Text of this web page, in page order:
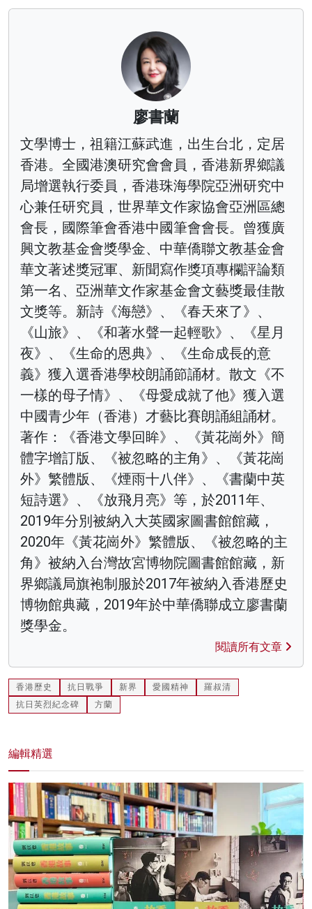
廖書蘭
文學博士，祖籍江蘇武進，出生台北，定居
香港。全國港澳研究會會員，香港新界鄉議
局增選執行委員，香港珠海學院亞洲研究中
心兼任研究員，世界華文作家協會亞洲區總
會長，國際筆會香港中國筆會會長。曾獲廣
興文教基金會獎學金、中華僑聯文教基金會
華文著述獎冠軍、新聞寫作獎項專欄評論類
第一名、亞洲華文作家基金會文藝獎最佳散
文獎等。新詩《海戀》、《春天來了》、
《山旅》、《和著水聲一起輕歌》、《星月
夜》、《生命的恩典》、《生命成長的意
義》獲入選香港學校朗誦節誦材。散文《不
一樣的母子情》、《母愛成就了他》獲入選
中國青少年（香港）才藝比賽朗誦組誦材。
著作：《香港文學回眸》、《黃花崗外》簡
體字增訂版、《被忽略的主角》、《黃花崗
外》繁體版、《煙雨十八伴》、《書蘭中英
短詩選》、《放飛月亮》等，於2011年、
2019年分別被納入大英國家圖書館館藏，
2020年《黃花崗外》繁體版、《被忽略的主
角》被納入台灣故宮博物院圖書館館藏，新
界鄉議局旗袍制服於2017年被納入香港歷史
博物館典藏，2019年於中華僑聯成立廖書蘭
獎學金。
閱讀所有文章
香港歷史 抗日戰爭 新界 愛國精神
羅叔清
抗日英烈紀念碑
方蘭
編輯精選